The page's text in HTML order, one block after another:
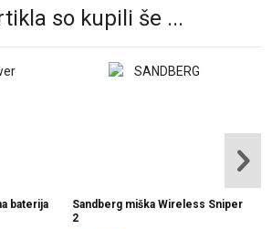
so kupili še ...
baterija
Sandberg miška Wireless Sniper
2